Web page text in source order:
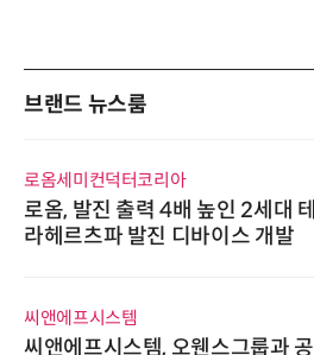
브랜드 뉴스룸
로옴세미컨덕터코리아
로옴, 발진 출력 4배 높인 2세대 테
라헤르츠파 발진 디바이스 개발
씨앤에프시스템
씨앤에프시스템, 오웬스그룹과 공